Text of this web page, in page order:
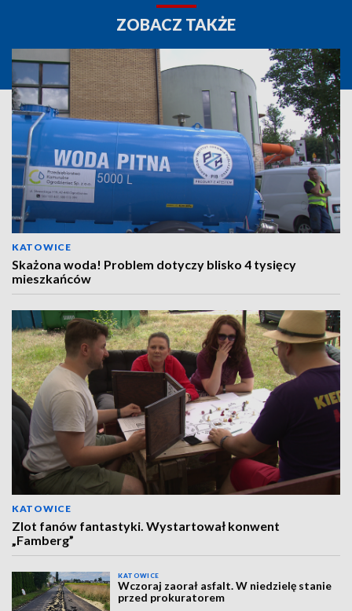
ZOBACZ TAKŻE
KATOWICE
Skażona woda! Problem dotyczy blisko 4 tysięcy
mieszkańców
KATOWICE
Zlot fanów fantastyki. Wystartował konwent
„Famberg”
KATOWICE
Wczoraj zaorał asfalt. W niedzielę stanie
przed prokuratorem